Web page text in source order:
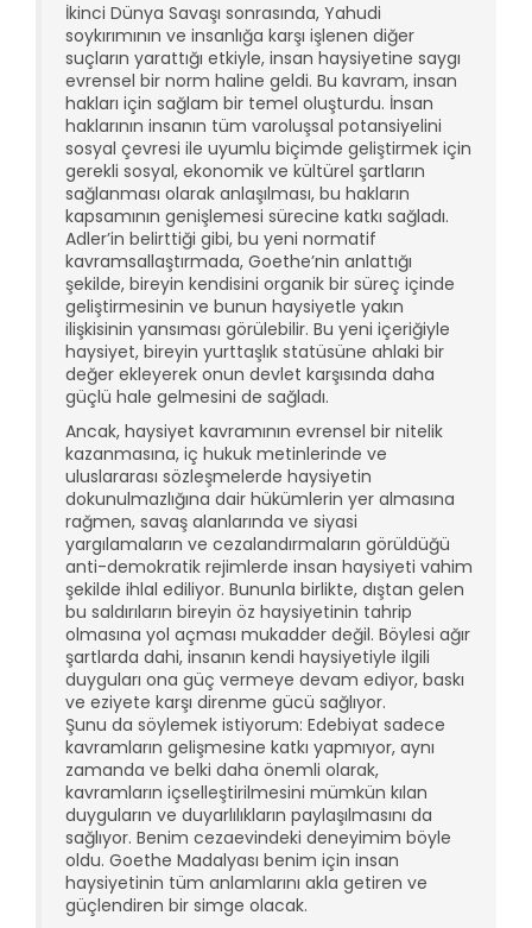
İkinci Dünya Savaşı sonrasında, Yahudi
soykırımının ve insanlığa karşı işlenen diğer
suçların yarattığı etkiyle, insan haysiyetine saygı
evrensel bir norm haline geldi. Bu kavram, insan
hakları için sağlam bir temel oluşturdu. İnsan
haklarının insanın tüm varoluşsal potansiyelini
sosyal çevresi ile uyumlu biçimde geliştirmek için
gerekli sosyal, ekonomik ve kültürel şartların
sağlanması olarak anlaşılması, bu hakların
kapsamının genişlemesi sürecine katkı sağladı.
Adler’in belirttiği gibi, bu yeni normatif
kavramsallaştırmada, Goethe’nin anlattığı
şekilde, bireyin kendisini organik bir süreç içinde
geliştirmesinin ve bunun haysiyetle yakın
ilişkisinin yansıması görülebilir. Bu yeni içeriğiyle
haysiyet, bireyin yurttaşlık statüsüne ahlaki bir
değer ekleyerek onun devlet karşısında daha
güçlü hale gelmesini de sağladı.
Ancak, haysiyet kavramının evrensel bir nitelik
kazanmasına, iç hukuk metinlerinde ve
uluslararası sözleşmelerde haysiyetin
dokunulmazlığına dair hükümlerin yer almasına
rağmen, savaş alanlarında ve siyasi
yargılamaların ve cezalandırmaların görüldüğü
anti-demokratik rejimlerde insan haysiyeti vahim
şekilde ihlal ediliyor. Bununla birlikte, dıştan gelen
bu saldırıların bireyin öz haysiyetinin tahrip
olmasına yol açması mukadder değil. Böylesi ağır
şartlarda dahi, insanın kendi haysiyetiyle ilgili
duyguları ona güç vermeye devam ediyor, baskı
ve eziyete karşı direnme gücü sağlıyor.
Şunu da söylemek istiyorum: Edebiyat sadece
kavramların gelişmesine katkı yapmıyor, aynı
zamanda ve belki daha önemli olarak,
kavramların içselleştirilmesini mümkün kılan
duyguların ve duyarlılıkların paylaşılmasını da
sağlıyor. Benim cezaevindeki deneyimim böyle
oldu. Goethe Madalyası benim için insan
haysiyetinin tüm anlamlarını akla getiren ve
güçlendiren bir simge olacak.